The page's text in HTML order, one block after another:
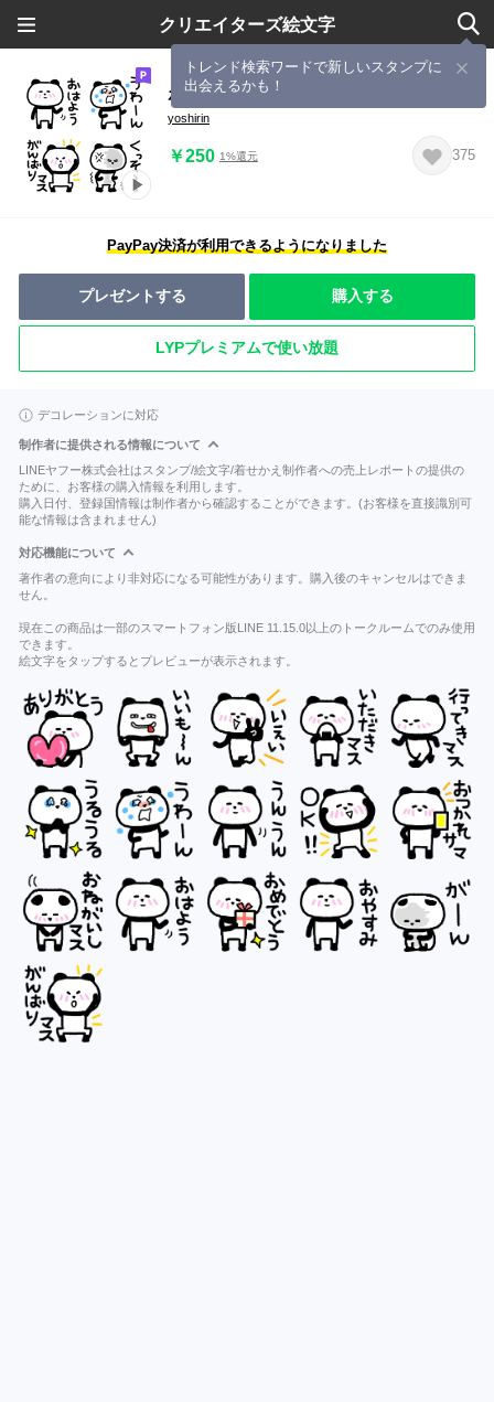
クリエイターズ絵文字
トレンド検索ワードで新しいスタンプに
出会えるかも！
ポジパン☆うごく絵文字
yoshirin
￥250 1%還元 375
PayPay決済が利用できるようになりました
プレゼントする 購入する
LYPプレミアムで使い放題
デコレーションに対応
制作者に提供される情報について
LINEヤフー株式会社はスタンプ/絵文字/着せかえ制作者への売上レポートの提供の
ために、お客様の購入情報を利用します。
購入日付、登録国情報は制作者から確認することができます。(お客様を直接識別可
能な情報は含まれません)
対応機能について
著作者の意向により非対応になる可能性があります。購入後のキャンセルはできま
せん。
現在この商品は一部のスマートフォン版LINE 11.15.0以上のトークルームでのみ使用
できます。
絵文字をタップするとプレビューが表示されます。